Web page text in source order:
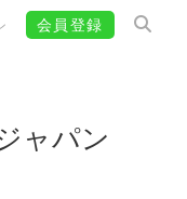
会員登録
ャパン